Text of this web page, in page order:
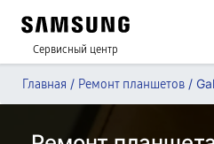
Сервисный центр
Главная / Ремонт планшетов /